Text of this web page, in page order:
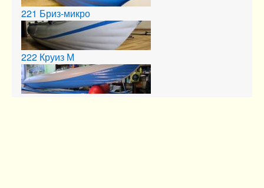
13.00кв.м.
221 Бриз-микро
222 Круиз М